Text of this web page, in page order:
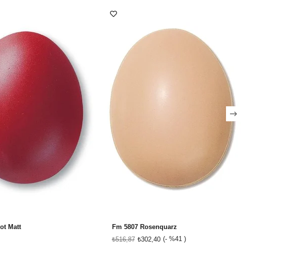
Matt
Fm 5807 Rosenquarz
₺302,40
₺516,87 %41